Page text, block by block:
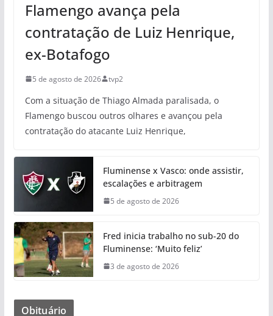
Flamengo avança pela
contratação de Luiz Henrique,
ex-Botafogo
5 de agosto de 2026 tvp2
Com a situação de Thiago Almada paralisada, o
Flamengo buscou outros olhares e avançou pela
contratação do atacante Luiz Henrique,
Fluminense x Vasco: onde assistir,
escalações e arbitragem
5 de agosto de 2026
Fred inicia trabalho no sub-20 do
Fluminense: ‘Muito feliz’
3 de agosto de 2026
Obituário